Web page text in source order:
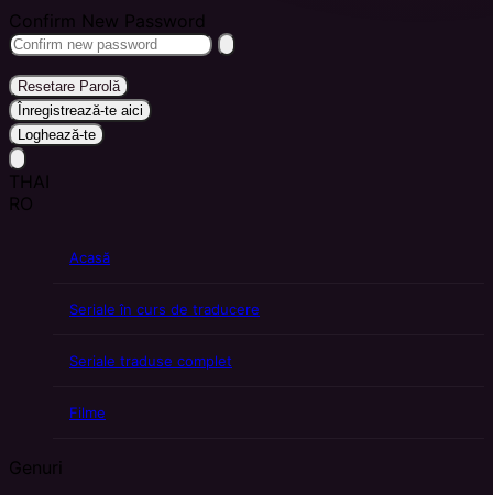
Confirm New Password
Resetare Parolă
Înregistrează-te aici
Loghează-te
THAI
RO
Acasă
Seriale în curs de traducere
Seriale traduse complet
Filme
Genuri